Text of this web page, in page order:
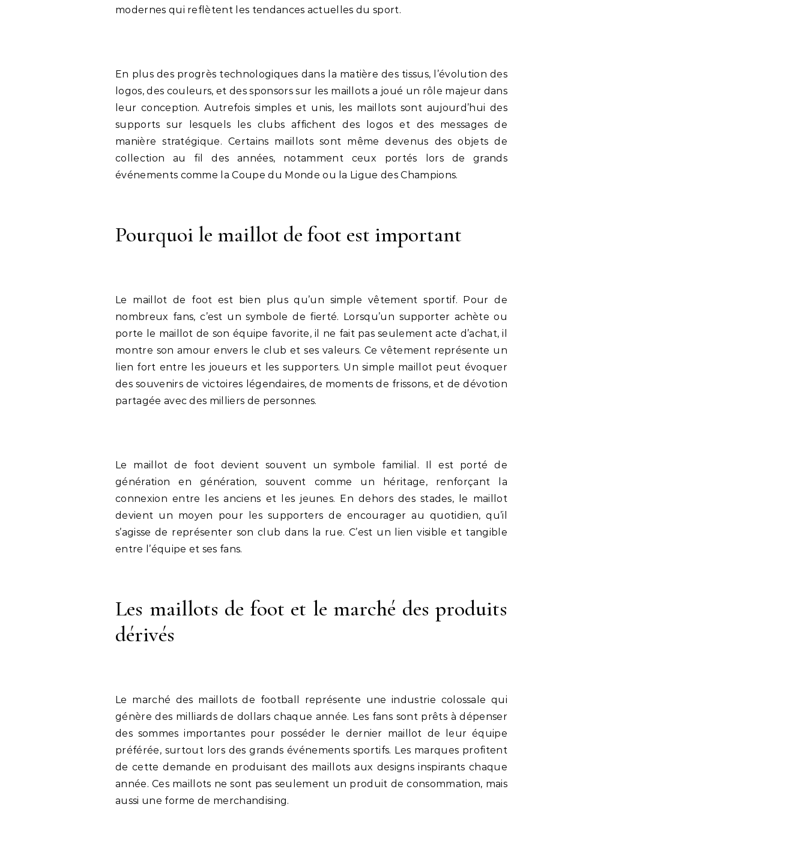
modernes qui reflètent les tendances actuelles du sport.
En plus des progrès technologiques dans la matière des tissus, l’évolution des
logos, des couleurs, et des sponsors sur les maillots a joué un rôle majeur dans
leur conception. Autrefois simples et unis, les maillots sont aujourd’hui des
supports sur lesquels les clubs affichent des logos et des messages de
manière stratégique. Certains maillots sont même devenus des objets de
collection au fil des années, notamment ceux portés lors de grands
événements comme la Coupe du Monde ou la Ligue des Champions.
Pourquoi le maillot de foot est important
Le maillot de foot est bien plus qu’un simple vêtement sportif. Pour de
nombreux fans, c’est un symbole de fierté. Lorsqu’un supporter achète ou
porte le maillot de son équipe favorite, il ne fait pas seulement acte d’achat, il
montre son amour envers le club et ses valeurs. Ce vêtement représente un
lien fort entre les joueurs et les supporters. Un simple maillot peut évoquer
des souvenirs de victoires légendaires, de moments de frissons, et de dévotion
partagée avec des milliers de personnes.
Le maillot de foot devient souvent un symbole familial. Il est porté de
génération en génération, souvent comme un héritage, renforçant la
connexion entre les anciens et les jeunes. En dehors des stades, le maillot
devient un moyen pour les supporters de encourager au quotidien, qu’il
s’agisse de représenter son club dans la rue. C’est un lien visible et tangible
entre l’équipe et ses fans.
Les maillots de foot et le marché des produits
dérivés
Le marché des maillots de football représente une industrie colossale qui
génère des milliards de dollars chaque année. Les fans sont prêts à dépenser
des sommes importantes pour posséder le dernier maillot de leur équipe
préférée, surtout lors des grands événements sportifs. Les marques profitent
de cette demande en produisant des maillots aux designs inspirants chaque
année. Ces maillots ne sont pas seulement un produit de consommation, mais
aussi une forme de merchandising.